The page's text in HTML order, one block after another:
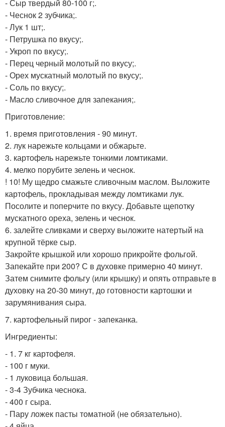
- Сыр твердый 80-100 г;.
- Чеснок 2 зубчика;.
- Лук 1 шт;.
- Петрушка по вкусу;.
- Укроп по вкусу;.
- Перец черный молотый по вкусу;.
- Орех мускатный молотый по вкусу;.
- Соль по вкусу;.
- Масло сливочное для запекания;.
Приготовление:
1. время приготовления - 90 минут.
2. лук нарежьте кольцами и обжарьте.
3. картофель нарежьте тонкими ломтиками.
4. мелко порубите зелень и чеснок.
! 10! Му щедро смажьте сливочным маслом. Выложите
картофель, прокладывая между ломтиками лук.
Посолите и поперчите по вкусу. Добавьте щепотку
мускатного ореха, зелень и чеснок.
6. залейте сливками и сверху выложите натертый на
крупной тёрке сыр.
Закройте крышкой или хорошо прикройте фольгой.
Запекайте при 200? С в духовке примерно 40 минут.
Затем снимите фольгу (или крышку) и опять отправьте в
духовку на 20-30 минут, до готовности картошки и
зарумянивания сыра.
7. картофельный пирог - запеканка.
Ингредиенты:
- 1. 7 кг картофеля.
- 100 г муки.
- 1 луковица большая.
- 3-4 Зубчика чеснока.
- 400 г сыра.
- Пару ложек пасты томатной (не обязательно).